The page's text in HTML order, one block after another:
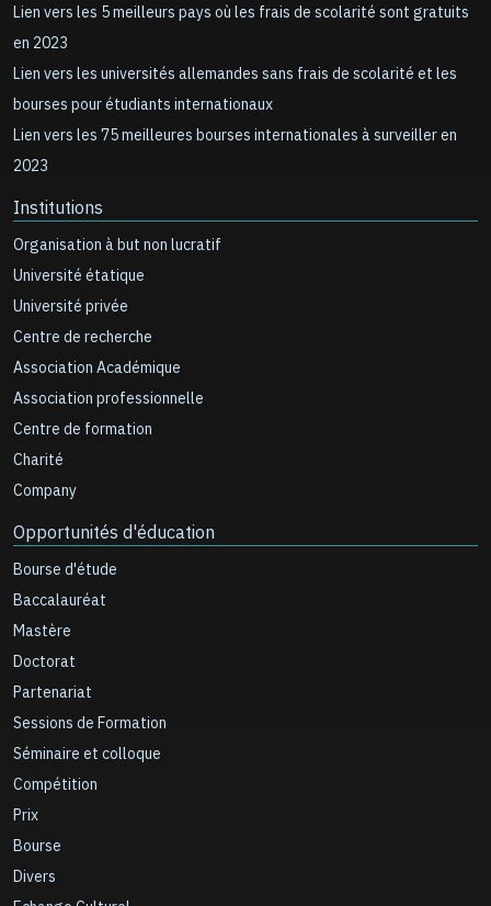
Lien vers les 5 meilleurs pays où les frais de scolarité sont gratuits
en 2023
Lien vers les universités allemandes sans frais de scolarité et les
bourses pour étudiants internationaux
Lien vers les 75 meilleures bourses internationales à surveiller en
2023
Institutions
Organisation à but non lucratif
Université étatique
Université privée
Centre de recherche
Association Académique
Association professionnelle
Centre de formation
Charité
Company
Opportunités d'éducation
Bourse d'étude
Baccalauréat
Mastère
Doctorat
Partenariat
Sessions de Formation
Séminaire et colloque
Compétition
Prix
Bourse
Divers